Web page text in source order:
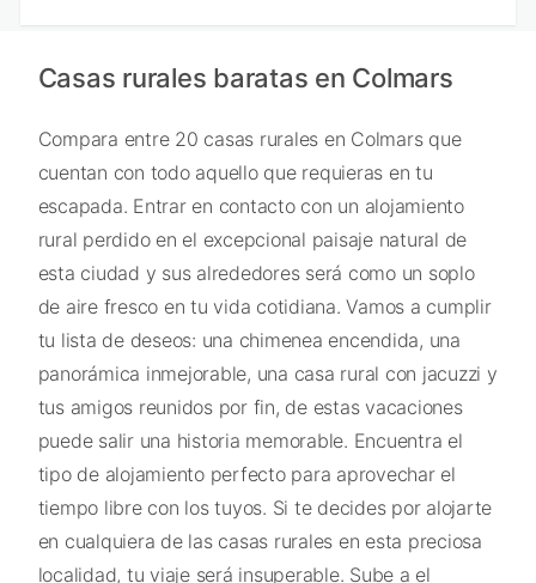
Casas rurales baratas en Colmars
Compara entre 20 casas rurales en Colmars que
cuentan con todo aquello que requieras en tu
escapada. Entrar en contacto con un alojamiento
rural perdido en el excepcional paisaje natural de
esta ciudad y sus alrededores será como un soplo
de aire fresco en tu vida cotidiana. Vamos a cumplir
tu lista de deseos: una chimenea encendida, una
panorámica inmejorable, una casa rural con jacuzzi y
tus amigos reunidos por fin, de estas vacaciones
puede salir una historia memorable. Encuentra el
tipo de alojamiento perfecto para aprovechar el
tiempo libre con los tuyos. Si te decides por alojarte
en cualquiera de las casas rurales en esta preciosa
localidad, tu viaje será insuperable. Sube a el